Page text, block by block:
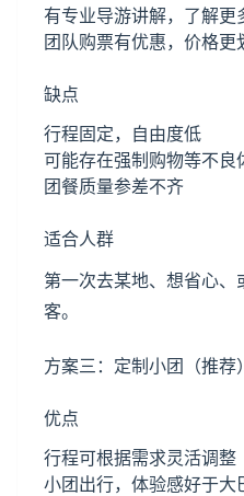
有专业导游讲解，了解更
团队购票有优惠，价格更
缺点
行程固定，自由度低
可能存在强制购物等不良
团餐质量参差不齐
适合人群
第一次去某地、想省心
客。
方案三：定制小团（推荐）
优点
行程可根据需求灵活调整
小团出行，体验感好于大